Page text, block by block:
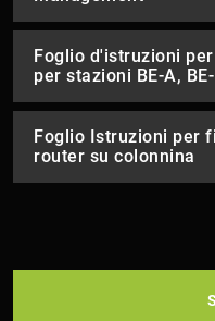
Foglio d'istruzioni
per stazioni BE-A,
Foglio Istruzioni per
router su colonnina